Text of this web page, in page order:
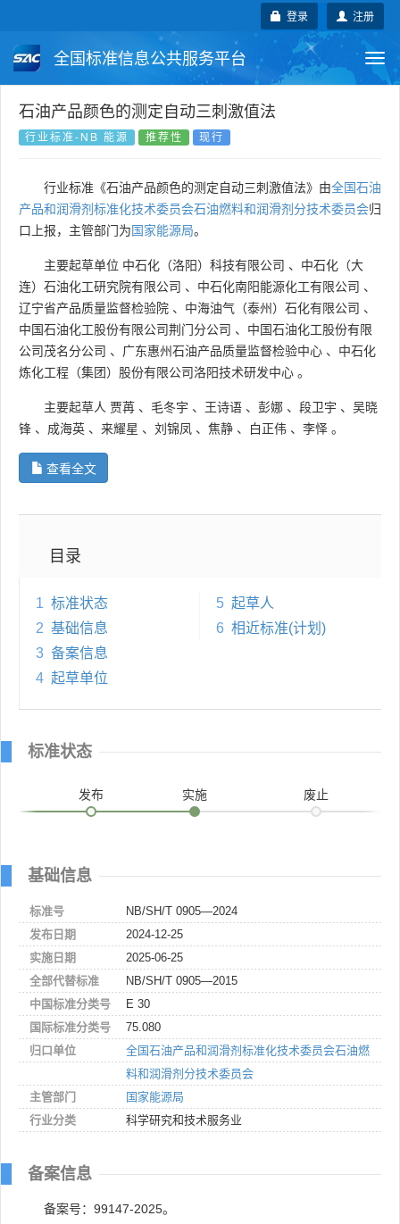
注册
登录
全国标准信息公共服务平台
国家标准 行业标准
国外标准 技术委员会
石油产品颜色的测定自动三刺激值法
行业标准-NB 能源 推荐性 现行
行业标准《石油产品颜色的测定自动三刺激值法》由全国石油
产品和润滑剂标准化技术委员会石油燃料和润滑剂分技术委员会归
口上报，主管部门为国家能源局。
主要起草单位 中石化（洛阳）科技有限公司 、 中石化（大
连）石油化工研究院有限公司 、 中石化南阳能源化工有限公司 、
辽宁省产品质量监督检验院 、 中海油气（泰州）石化有限公司 、
中国石油化工股份有限公司荆门分公司 、 中国石油化工股份有限
公司茂名分公司 、 广东惠州石油产品质量监督检验中心 、 中石化
炼化工程（集团）股份有限公司洛阳技术研发中心 。
主要起草人 贾苒 、 毛冬宇 、 王诗语 、 彭娜 、 段卫宇 、 吴晓
锋 、 成海英 、 来耀星 、 刘锦凤 、 焦静 、 白正伟 、 李怿 。
查看全文
目录
1 标准状态
2 基础信息
3 备案信息
4 起草单位
5 起草人
6 相近标准(计划)
标准状态
发布 实施 废止
基础信息
标准号
NB/SH/T 0905—2024
发布日期
2024-12-25
实施日期
2025-06-25
全部代替标准
NB/SH/T 0905—2015
中国标准分类号
E 30
国际标准分类号
75.080
归口单位
全国石油产品和润滑剂标准化技术委员会石油燃
料和润滑剂分技术委员会
主管部门
国家能源局
行业分类
科学研究和技术服务业
备案信息
备案号：99147-2025。